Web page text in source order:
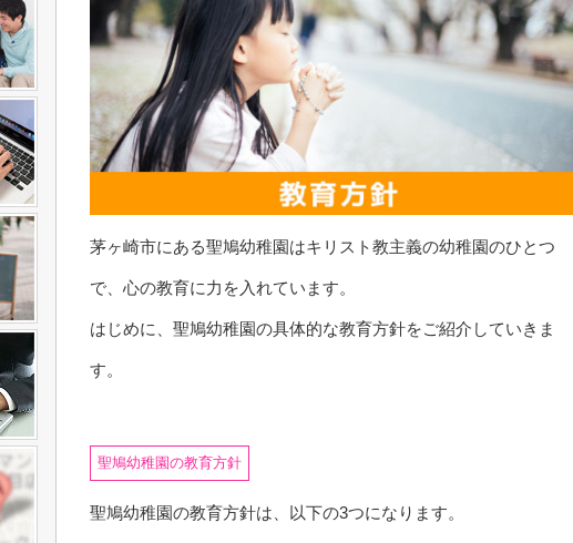
茅ヶ崎市にある聖鳩幼稚園はキリスト教主義の幼稚園のひとつ
で、心の教育に力を入れています。
はじめに、聖鳩幼稚園の具体的な教育方針をご紹介していきま
す。
聖鳩幼稚園の教育方針
聖鳩幼稚園の教育方針は、以下の3つになります。